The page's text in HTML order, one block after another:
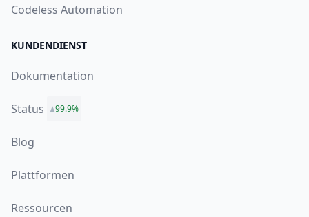
Codeless Automation
KUNDENDIENST
Dokumentation
Status 99.9%
Blog
Plattformen
Ressourcen